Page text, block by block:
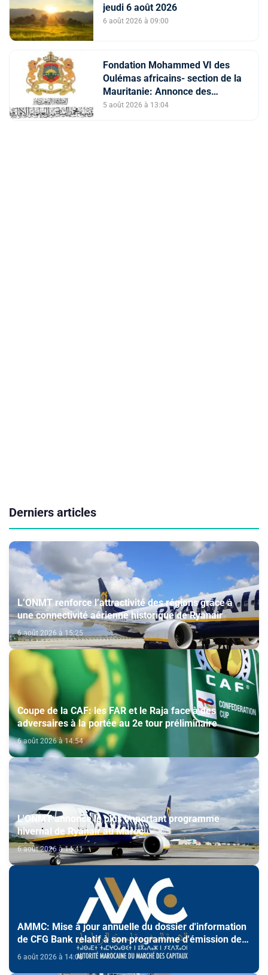
jeudi 6 août 2026
6 août 2026 à 09:00
Fondation Mohammed VI des
Oulémas africains- section de la
Mauritanie: Annonce des
qualifiés au concours des
5 août 2026 à 13:04
Derniers articles
L’ONMT renforce l’attractivité des régions grâce à
une connectivité aérienne historique de Ryanair
6 août 2026 à 15:25
Coupe de la CAF: les FAR et le Raja face à des
adversaires à la portée au 2e tour préliminaire
6 août 2026 à 14:54
L'ONMT annonce le plus important programme
hivernal de Ryanair au Maroc
6 août 2026 à 14:41
AMMC: Mise à jour annuelle du dossier d'information
de CFG Bank relatif à son programme d'émission de
certificats de dépôt
6 août 2026 à 14:08